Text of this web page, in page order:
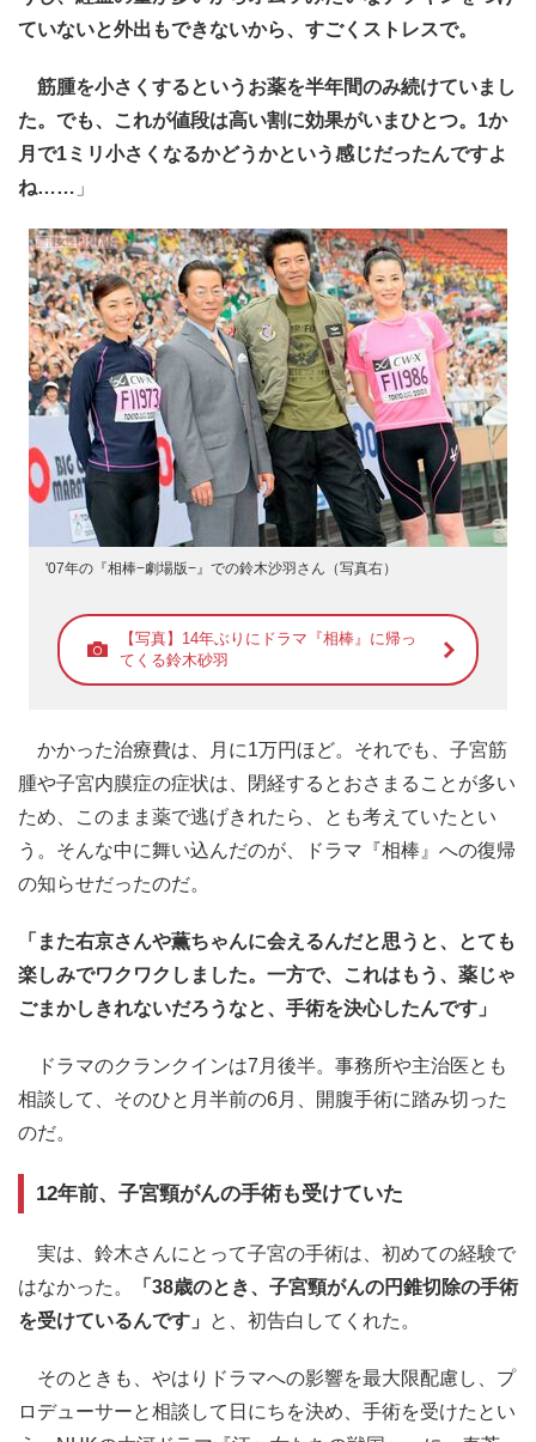
ていないと外出もできないから、すごくストレスで。
筋腫を小さくするというお薬を半年間のみ続けていまし
た。でも、これが値段は高い割に効果がいまひとつ。1か
月で1ミリ小さくなるかどうかという感じだったんですよ
ね…… 」
'07年の『相棒−劇場版−』での鈴木沙羽さん（写真右）
【写真】14年ぶりにドラマ『相棒』に帰っ
てくる鈴木砂羽
かかった治療費は、月に1万円ほど。それでも、子宮筋
腫や子宮内膜症の症状は、閉経するとおさまることが多い
ため、このまま薬で逃げきれたら、とも考えていたとい
う。そんな中に舞い込んだのが、ドラマ『相棒』への復帰
の知らせだったのだ。
「また右京さんや薫ちゃんに会えるんだと思うと、とても
楽しみでワクワクしました。一方で、これはもう、薬じゃ
ごまかしきれないだろうなと、手術を決心したんです」
ドラマのクランクインは7月後半。事務所や主治医とも
相談して、そのひと月半前の6月、開腹手術に踏み切った
のだ。
12年前、子宮頸がんの手術も受けていた
実は、鈴木さんにとって子宮の手術は、初めての経験で
はなかった。
「38歳のとき、子宮頸がんの円錐切除の手術
を受けているんです」
と、初告白してくれた。
そのときも、やはりドラマへの影響を最大限配慮し、プ
ロデューサーと相談して日にちを決め、手術を受けたとい